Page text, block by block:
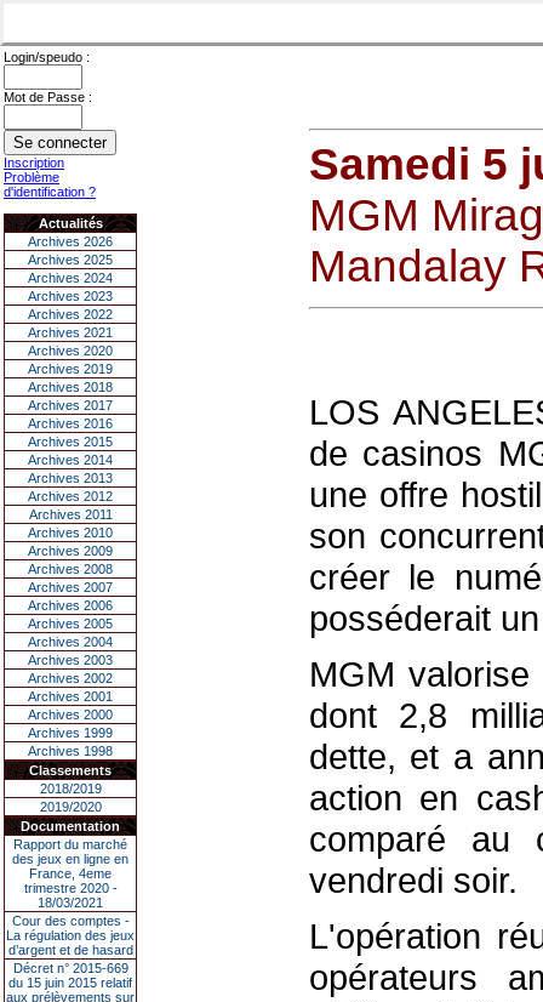
Login/speudo :
Mot de Passe :
Inscription
Problème
d'identification ?
Actualités
Archives 2026
Archives 2025
Archives 2024
Archives 2023
Archives 2022
Archives 2021
Archives 2020
Archives 2019
Archives 2018
Archives 2017
Archives 2016
Archives 2015
Archives 2014
Archives 2013
Archives 2012
Archives 2011
Archives 2010
Archives 2009
Archives 2008
Archives 2007
Archives 2006
Archives 2005
Archives 2004
Archives 2003
Archives 2002
Archives 2001
Archives 2000
Archives 1999
Archives 1998
Classements
2018/2019
2019/2020
Documentation
Rapport du marché
des jeux en ligne en
France, 4eme
trimestre 2020 -
18/03/2021
Cour des comptes -
La régulation des jeux
d’argent et de hasard
Décret n° 2015-669
du 15 juin 2015 relatif
aux prélèvements sur
Samedi 5
MGM
Mandalay
LOS
de casinos
une offre
son
créer le
posséderait
MGM
dont 2,8
dette, et a
action en
comparé au
vendredi soir.
L'opération
opérateurs